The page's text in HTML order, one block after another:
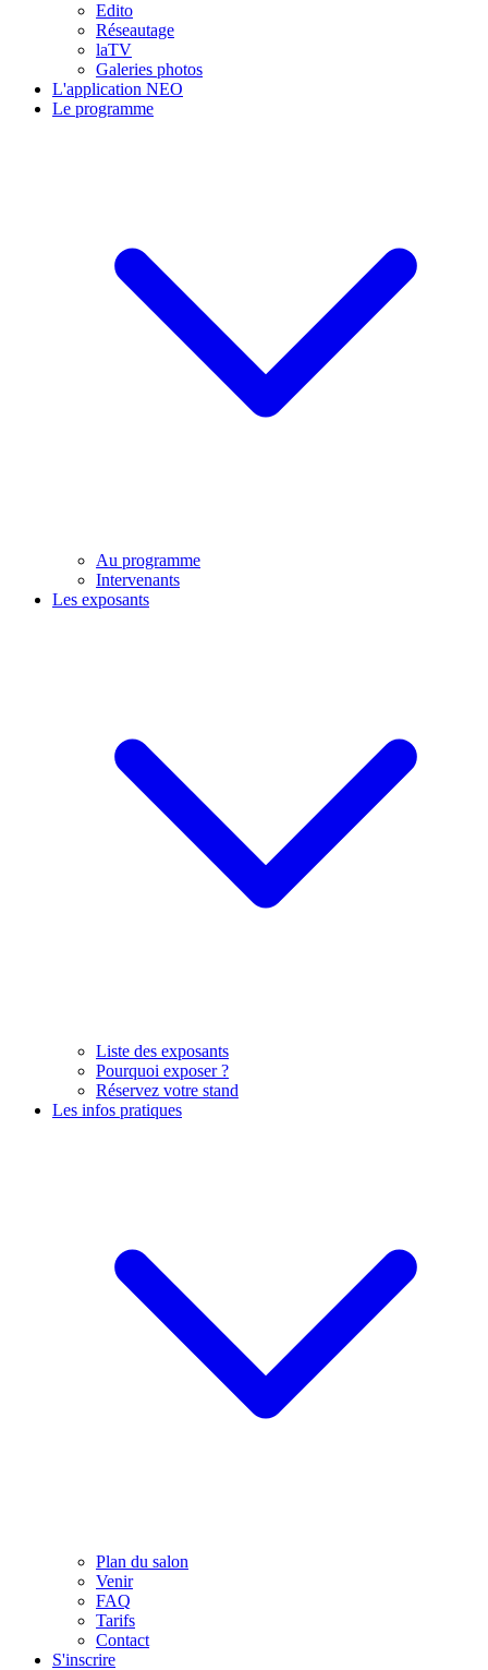
Edito
Réseautage
laTV
Galeries photos
L'application NEO
Le programme
Au programme
Intervenants
Les exposants
Liste des exposants
Pourquoi exposer ?
Réservez votre stand
Les infos pratiques
Plan du salon
Venir
FAQ
Tarifs
Contact
S'inscrire